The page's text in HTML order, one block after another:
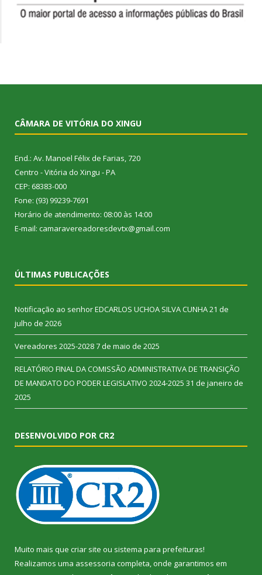
CÂMARA DE VITÓRIA DO XINGU
End.: Av. Manoel Félix de Farias, 720
Centro - Vitória do Xingu - PA
CEP: 68383-000
Fone: (93) 99239-7691
Horário de atendimento: 08:00 às 14:00
E-mail: camaravereadoresdevtx@gmail.com
ÚLTIMAS PUBLICAÇÕES
Notificação ao senhor EDCARLOS UCHOA SILVA CUNHA21 de
julho de 2026
Vereadores 2025-20287 de maio de 2025
RELATÓRIO FINAL DA COMISSÃO ADMINISTRATIVA DE TRANSIÇÃO
DE MANDATO DO PODER LEGISLATIVO 2024-2025 31 de janeiro de
2025
DESENVOLVIDO POR CR2
Muito mais que criar site ou sistema para prefeituras!
Realizamos uma assessoria completa, onde garantimos em